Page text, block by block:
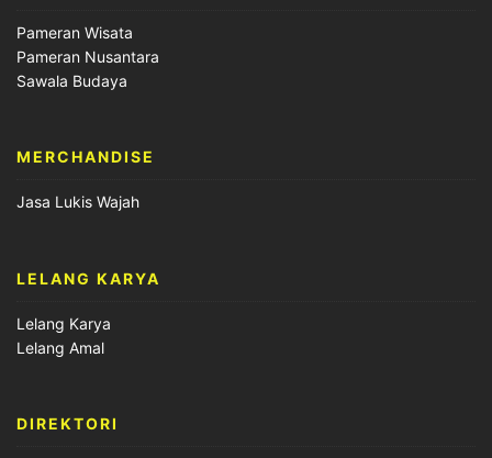
Pameran Wisata
Pameran Nusantara
Sawala Budaya
MERCHANDISE
Jasa Lukis Wajah
LELANG KARYA
Lelang Karya
Lelang Amal
DIREKTORI